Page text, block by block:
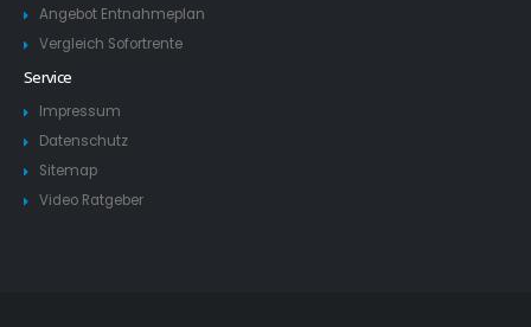
Angebot Entnahmeplan
Vergleich Sofortrente
Service
Impressum
Datenschutz
Sitemap
Video Ratgeber